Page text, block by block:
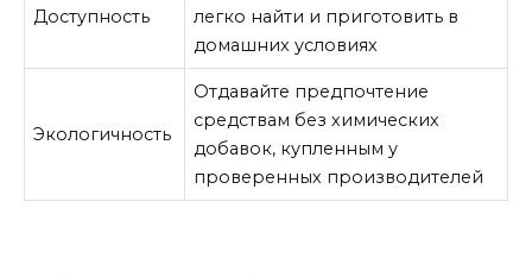
Доступность
легко найти и приготовить в
домашних условиях
Экологичность
Отдавайте предпочтение
средствам без химических
добавок, купленным у
проверенных производителей